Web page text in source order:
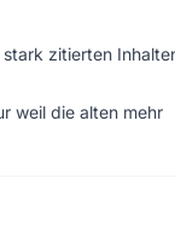
zitierten
weil die alten mehr